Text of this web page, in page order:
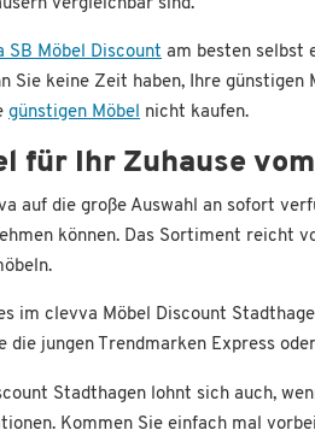
vergleichbar sind.
SB Möbel Discount am besten selbst
Sie keine Zeit haben, Ihre
günstigen Möbel nicht kaufen.
für Ihr Zuhause
auf die große Auswahl an sofort
können. Das Sortiment reicht
im clevva Möbel Discount
die jungen Trendmarken Express
Stadthagen lohnt sich auch,
Kommen Sie einfach mal